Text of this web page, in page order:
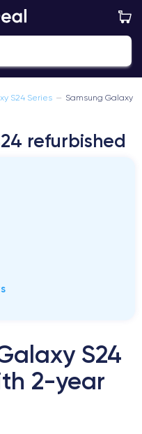
S24 Series — Samsung Galaxy
refurbished
S24
2-year